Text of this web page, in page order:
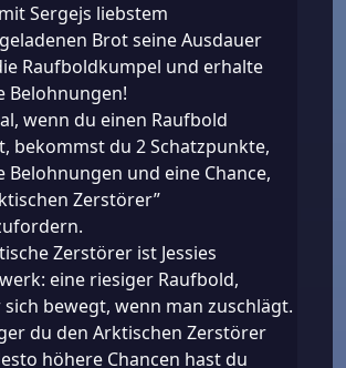
Sergejs liebstem
Brot seine Ausdauer
Raufboldkumpel und erhalte
Belohnungen!
wenn du einen Raufbold
bekommst du 2 Schatzpunkte,
Belohnungen und eine Chance,
Zerstörer”
Zerstörer ist Jessies
eine riesiger Raufbold,
bewegt, wenn man zuschlägt.
du den Arktischen Zerstörer
höhere Chancen hast du